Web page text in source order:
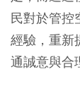
民對於管控
經驗，重新
通誠意與合